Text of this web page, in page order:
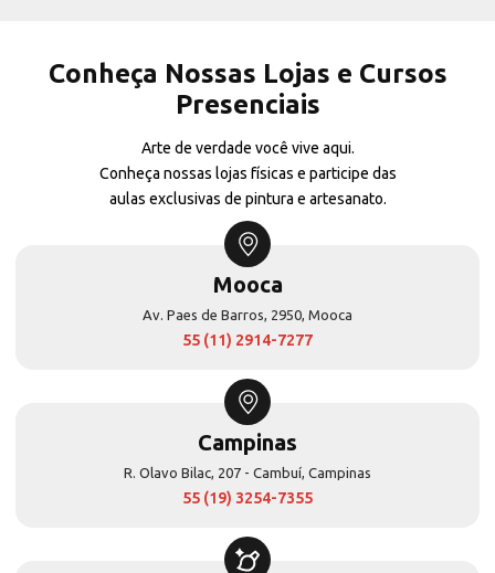
Conheça Nossas Lojas e Cursos
Presenciais
Arte de verdade você vive aqui.
Conheça nossas lojas físicas e participe das
aulas exclusivas de pintura e artesanato.
Mooca
Av. Paes de Barros, 2950, Mooca
55 (11) 2914-7277
Campinas
R. Olavo Bilac, 207 - Cambuí, Campinas
55 (19) 3254-7355